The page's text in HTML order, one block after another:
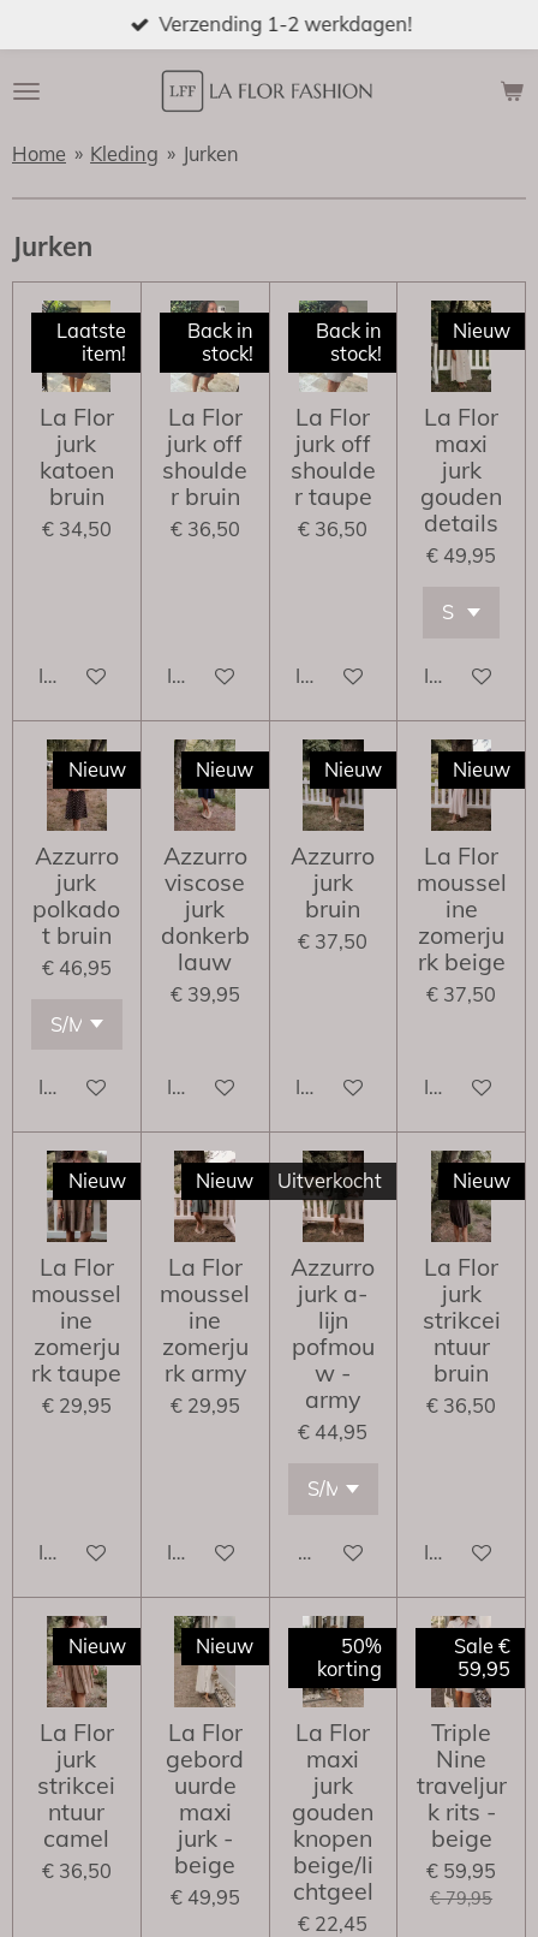
direct
naar
hoofdinhoud
Verzending 1-2 werkdagen!
Home » Kleding » Jurken
Jurken
Laatste
item!
La Flor
jurk
katoen
bruin
€ 34,50
In winkelwagen
Back in
stock!
La Flor
jurk off
shoulde
r bruin
€ 36,50
In winkelwagen
Back in
stock!
La Flor
jurk off
shoulde
r taupe
€ 36,50
In winkelwagen
Nieuw
La Flor
maxi
jurk
gouden
details
€ 49,95
In
Nieuw
Azzurro
jurk
polkado
t bruin
€ 46,95
In winkelwagen
Nieuw
Azzurro
viscose
jurk
donkerb
lauw
€ 39,95
In winkelwagen
Nieuw
Azzurro
jurk
bruin
€ 37,50
In winkelwagen
Nieuw
La Flor
moussel
ine
zomerju
rk beige
€ 37,50
In
Nieuw
La Flor
moussel
ine
zomerju
rk taupe
€ 29,95
In winkelwagen
Nieuw
La Flor
moussel
ine
zomerju
rk army
€ 29,95
In winkelwagen
Uitverkocht
Azzurro
jurk a-
lijn
pofmou
w -
army
€ 44,95
Houd mij op de hoogte
Nieuw
La Flor
jurk
strikcei
ntuur
bruin
€ 36,50
In
Nieuw
La Flor
jurk
strikcei
ntuur
camel
€ 36,50
Nieuw
La Flor
gebord
uurde
maxi
jurk -
beige
€ 49,95
50%
korting
La Flor
maxi
jurk
gouden
knopen
beige/li
chtgeel
€ 22,45
Sale €
59,95
Triple
Nine
traveljur
k rits -
beige
€ 59,95
€ 79,95